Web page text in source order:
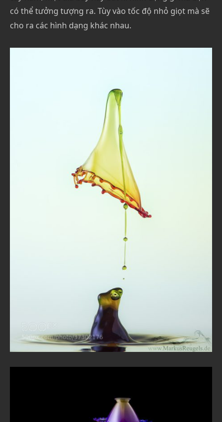
có thể tưởng tượng ra. Tùy vào tốc độ nhỏ giọt mà sẽ
cho ra các hình dạng khác nhau.